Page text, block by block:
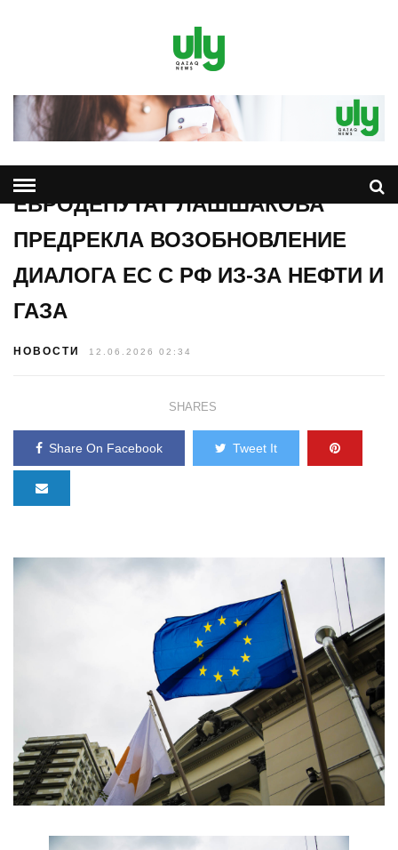
ЕВРОДЕПУТАТ ЛАШШАКОВА
ПРЕДРЕКЛА ВОЗОБНОВЛЕНИЕ
ДИАЛОГА ЕС С РФ ИЗ-ЗА НЕФТИ И
ГАЗА
НОВОСТИ 12.06.2026 02:34
SHARES
Share On Facebook Tweet It